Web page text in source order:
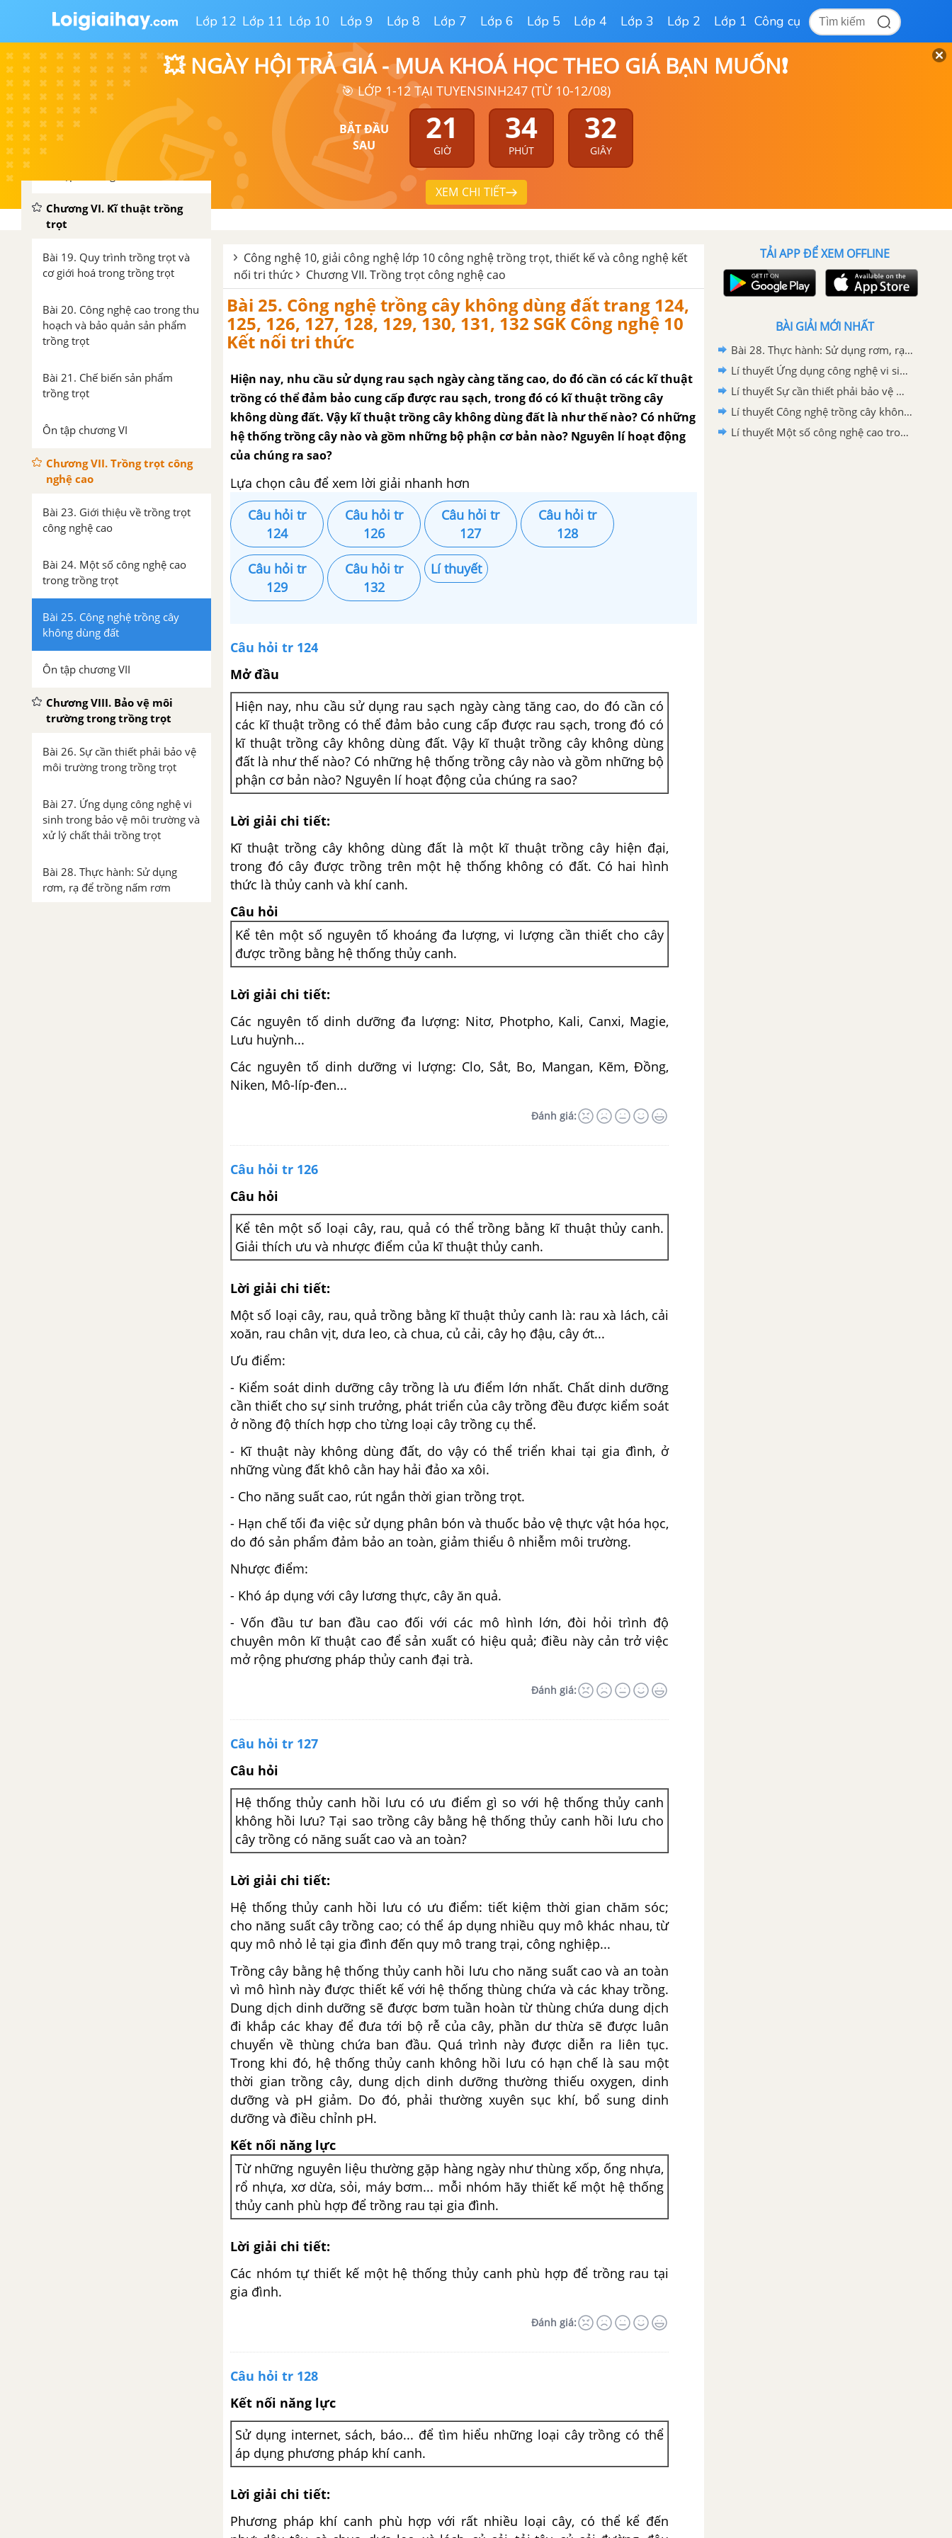
Lớp 12 Lớp 11 Lớp 10 Lớp 9 Lớp 8 Lớp 7 Lớp 6 Lớp 5 Lớp 4 Lớp 3 Lớp 2 Lớp 1 Công cụ
💥 NGÀY HỘI TRẢ GIÁ - MUA KHOÁ HỌC THEO GIÁ BẠN MUỐN❗
🎯 LỚP 1-12 TẠI TUYENSINH247 (TỪ 10-12/08)
BẮT ĐẦU
SAU
21
GIỜ
34
PHÚT
31
GIÂY
XEM CHI TIẾT
Bài 17. Một số bệnh hại cây
trồng thường gặp và biện pháp
phòng trừ
Bài 18. Ứng dụng công nghệ vi
sinh trong phòng trừ sâu, bệnh
hại cây trồng
Chương VI. Kĩ thuật trồng
trọt
Bài 19. Quy trình trồng trọt và
cơ giới hoá trong trồng trọt
Bài 20. Công nghệ cao trong thu
hoạch và bảo quản sản phẩm
trồng trọt
Bài 21. Chế biến sản phẩm
trồng trọt
Ôn tập chương VI
Chương VII. Trồng trọt công
nghệ cao
Bài 23. Giới thiệu về trồng trọt
công nghệ cao
Bài 24. Một số công nghệ cao
trong trồng trọt
Bài 25. Công nghệ trồng cây
không dùng đất
Ôn tập chương VII
Chương VIII. Bảo vệ môi
trường trong trồng trọt
Bài 26. Sự cần thiết phải bảo vệ
môi trường trong trồng trọt
Bài 27. Ứng dụng công nghệ vi
sinh trong bảo vệ môi trường và
xử lý chất thải trồng trọt
Bài 28. Thực hành: Sử dụng
rơm, rạ để trồng nấm rơm
Công nghệ 10, giải công nghệ lớp 10 công nghệ trồng trọt, thiết kế và công nghệ kết
nối tri thức
Chương VII. Trồng trọt công nghệ cao
Bài 25. Công nghệ trồng cây không dùng đất trang 124,
125, 126, 127, 128, 129, 130, 131, 132 SGK Công nghệ 10
Kết nối tri thức
Hiện nay, nhu cầu sử dụng rau sạch ngày càng tăng cao, do đó cần có các kĩ thuật
trồng có thể đảm bảo cung cấp được rau sạch, trong đó có kĩ thuật trồng cây
không dùng đất. Vậy kĩ thuật trồng cây không dùng đất là như thế nào? Có những
hệ thống trồng cây nào và gồm những bộ phận cơ bản nào? Nguyên lí hoạt động
của chúng ra sao?
Lựa chọn câu để xem lời giải nhanh hơn
Câu hỏi tr
124
Câu hỏi tr
126
Câu hỏi tr
127
Câu hỏi tr
128
Câu hỏi tr
129
Câu hỏi tr
132
Lí thuyết
Câu hỏi tr 124
Mở đầu
Hiện nay, nhu cầu sử dụng rau sạch ngày càng tăng cao, do đó cần có
các kĩ thuật trồng có thể đảm bảo cung cấp được rau sạch, trong đó có
kĩ thuật trồng cây không dùng đất. Vậy kĩ thuật trồng cây không dùng
đất là như thế nào? Có những hệ thống trồng cây nào và gồm những bộ
phận cơ bản nào? Nguyên lí hoạt động của chúng ra sao?
Lời giải chi tiết:
Kĩ thuật trồng cây không dùng đất là một kĩ thuật trồng cây hiện đại,
trong đó cây được trồng trên một hệ thống không có đất. Có hai hình
thức là thủy canh và khí canh.
Câu hỏi
Kể tên một số nguyên tố khoáng đa lượng, vi lượng cần thiết cho cây
được trồng bằng hệ thống thủy canh.
Lời giải chi tiết:
Các nguyên tố dinh dưỡng đa lượng: Nitơ, Photpho, Kali, Canxi, Magie,
Lưu huỳnh...
Các nguyên tố dinh dưỡng vi lượng: Clo, Sắt, Bo, Mangan, Kẽm, Đồng,
Niken, Mô-líp-đen...
Đánh giá:
Câu hỏi tr 126
Câu hỏi
Kể tên một số loại cây, rau, quả có thể trồng bằng kĩ thuật thủy canh.
Giải thích ưu và nhược điểm của kĩ thuật thủy canh.
Lời giải chi tiết:
Một số loại cây, rau, quả trồng bằng kĩ thuật thủy canh là: rau xà lách, cải
xoăn, rau chân vịt, dưa leo, cà chua, củ cải, cây họ đậu, cây ớt...
Ưu điểm:
- Kiểm soát dinh dưỡng cây trồng là ưu điểm lớn nhất. Chất dinh dưỡng
cần thiết cho sự sinh trưởng, phát triển của cây trồng đều được kiểm soát
ở nồng độ thích hợp cho từng loại cây trồng cụ thể.
- Kĩ thuật này không dùng đất, do vậy có thể triển khai tại gia đình, ở
những vùng đất khô cằn hay hải đảo xa xôi.
- Cho năng suất cao, rút ngắn thời gian trồng trọt.
- Hạn chế tối đa việc sử dụng phân bón và thuốc bảo vệ thực vật hóa học,
do đó sản phẩm đảm bảo an toàn, giảm thiểu ô nhiễm môi trường.
Nhược điểm:
- Khó áp dụng với cây lương thực, cây ăn quả.
- Vốn đầu tư ban đầu cao đối với các mô hình lớn, đòi hỏi trình độ
chuyên môn kĩ thuật cao để sản xuất có hiệu quả; điều này cản trở việc
mở rộng phương pháp thủy canh đại trà.
Đánh giá:
Câu hỏi tr 127
Câu hỏi
Hệ thống thủy canh hồi lưu có ưu điểm gì so với hệ thống thủy canh
không hồi lưu? Tại sao trồng cây bằng hệ thống thủy canh hồi lưu cho
cây trồng có năng suất cao và an toàn?
Lời giải chi tiết:
Hệ thống thủy canh hồi lưu có ưu điểm: tiết kiệm thời gian chăm sóc;
cho năng suất cây trồng cao; có thể áp dụng nhiều quy mô khác nhau, từ
quy mô nhỏ lẻ tại gia đình đến quy mô trang trại, công nghiệp...
Trồng cây bằng hệ thống thủy canh hồi lưu cho năng suất cao và an toàn
vì mô hình này được thiết kế với hệ thống thùng chứa và các khay trồng.
Dung dịch dinh dưỡng sẽ được bơm tuần hoàn từ thùng chứa dung dịch
đi khắp các khay để đưa tới bộ rễ của cây, phần dư thừa sẽ được luân
chuyển về thùng chứa ban đầu. Quá trình này được diễn ra liên tục.
Trong khi đó, hệ thống thủy canh không hồi lưu có hạn chế là sau một
thời gian trồng cây, dung dịch dinh dưỡng thường thiếu oxygen, dinh
dưỡng và pH giảm. Do đó, phải thường xuyên sục khí, bổ sung dinh
dưỡng và điều chỉnh pH.
Kết nối năng lực
Từ những nguyên liệu thường gặp hàng ngày như thùng xốp, ống nhựa,
rổ nhựa, xơ dừa, sỏi, máy bơm... mỗi nhóm hãy thiết kế một hệ thống
thủy canh phù hợp để trồng rau tại gia đình.
Lời giải chi tiết:
Các nhóm tự thiết kế một hệ thống thủy canh phù hợp để trồng rau tại
gia đình.
Đánh giá:
Câu hỏi tr 128
Kết nối năng lực
Sử dụng internet, sách, báo... để tìm hiểu những loại cây trồng có thể
áp dụng phương pháp khí canh.
Lời giải chi tiết:
Phương pháp khí canh phù hợp với rất nhiều loại cây, có thể kể đến
TẢI APP ĐỂ XEM OFFLINE
BÀI GIẢI MỚI NHẤT
Bài 28. Thực hành: Sử dụng rơm, rạ để trồng nấm rơm trang 140, 141 SGK Công nghệ 10 Kết nối tri thức
Lí thuyết Ứng dụng công nghệ vi sinh trong bảo vệ môi trường và xử lí chất thải trồng trọt - Công nghệ 10 Công nghệ trồng trọt Kết nối tri thức
Lí thuyết Sự cần thiết phải bảo vệ môi trường trong trồng trọt - Công nghệ 10 Công nghệ trồng trọt Kết nối tri thức
Lí thuyết Công nghệ trồng cây không dùng đất - Công nghệ 10 Công nghệ trồng trọt Kết nối tri thức
Lí thuyết Một số công nghệ cao trong trồng trọt - Công nghệ 10 Công nghê trồng trọt Kết nối tri thức